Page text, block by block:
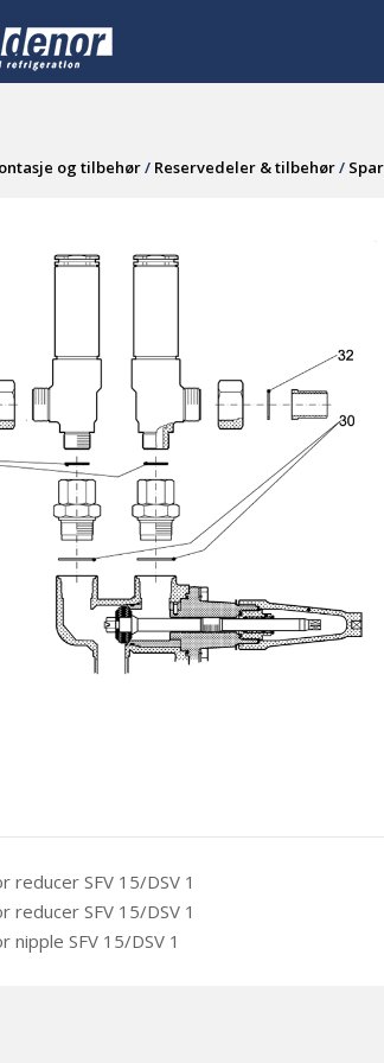
og tilbehør/ Reservedeler & tilbehør/
reducer SFV 15/DSV 1
reducer SFV 15/DSV 1
nipple SFV 15/DSV 1